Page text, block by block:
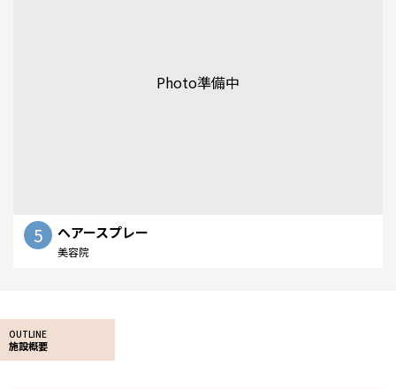
Photo準備中
5 ヘアースプレー
美容院
OUTLINE
施設概要